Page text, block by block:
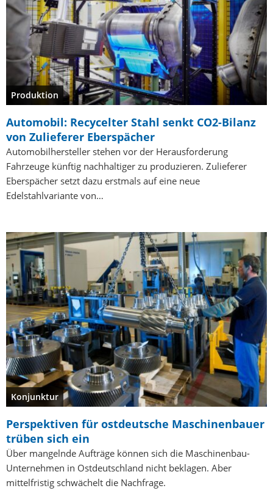
Produktion
Automobil: Recycelter Stahl senkt CO2-Bilanz
von Zulieferer Eberspächer
Automobilhersteller stehen vor der Herausforderung
Fahrzeuge künftig nachhaltiger zu produzieren. Zulieferer
Eberspächer setzt dazu erstmals auf eine neue
Edelstahlvariante von…
Konjunktur
Perspektiven für ostdeutsche Maschinenbauer
trüben sich ein
Über mangelnde Aufträge können sich die Maschinenbau-
Unternehmen in Ostdeutschland nicht beklagen. Aber
mittelfristig schwächelt die Nachfrage.